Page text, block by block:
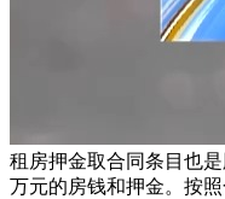
租房押金取合同条目也
万元的房钱和押金。按